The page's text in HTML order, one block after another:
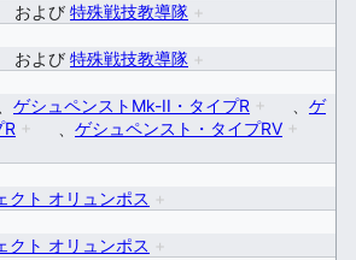
および 特殊戦技教導隊 +
および 特殊戦技教導隊 +
ゲシュペンストMk-II・タイプR +
ゲ
+ ゲシュペンスト・タイプRV +
クト オリュンポス +
クト オリュンポス +